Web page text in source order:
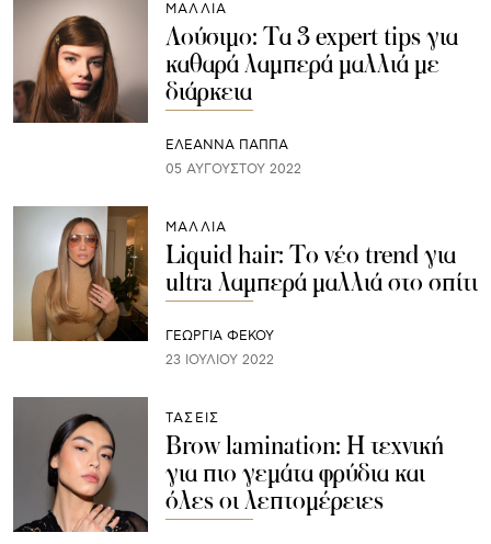
ΜΑΛΛΙΑ
Λούσιμο: Τα 3 expert tips για
καθαρά λαμπερά μαλλιά με
διάρκεια
ΕΛΕΑΝΝΑ ΠΑΠΠΑ
05 ΑΥΓΟΎΣΤΟΥ 2022
ΜΑΛΛΙΑ
Liquid hair: Tο νέο trend για
ultra λαμπερά μαλλιά στο σπίτι
ΓΕΩΡΓΙΑ ΦΕΚΟΥ
23 ΙΟΥΛΊΟΥ 2022
ΤΑΣΕΙΣ
Brow lamination: Η τεχνική
για πιο γεμάτα φρύδια και
όλες οι λεπτομέρειες